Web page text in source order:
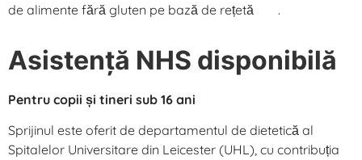
de alimente fără gluten pe bază de rețetă
.
Asistență NHS disponibilă
Pentru copii și tineri sub 16 ani
Sprijinul este oferit de departamentul de dietetică al
Spitalelor Universitare din Leicester (UHL), cu contribuția